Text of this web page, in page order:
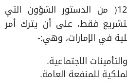
بينما تحدد المادة (121( من الدستور الشؤون التي
فقط، على أن يترك أمر
في الإمارات، وهي:-
الاجتماعية.
للمنفعة العامة.